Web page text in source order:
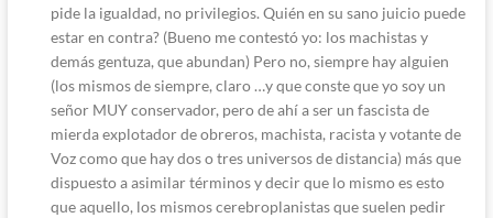
pide la igualdad, no privilegios. Quién en su sano juicio puede
estar en contra? (Bueno me contestó yo: los machistas y
demás gentuza, que abundan) Pero no, siempre hay alguien
(los mismos de siempre, claro …y que conste que yo soy un
señor MUY conservador, pero de ahí a ser un fascista de
mierda explotador de obreros, machista, racista y votante de
Voz como que hay dos o tres universos de distancia) más que
dispuesto a asimilar términos y decir que lo mismo es esto
que aquello, los mismos cerebroplanistas que suelen pedir